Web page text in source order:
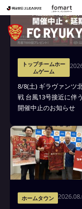
8/29(土)相模原戦
ト
トップチームホー
ムゲーム
8/8(土) ギラヴァンツ
戦 台風13号接近に伴
開催中止のお知らせ
ホームタウン